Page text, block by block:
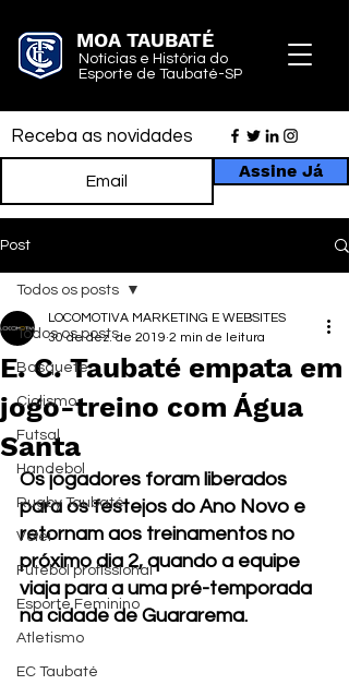
MOA TAUBATÉ
Notícias e História do
Esporte de Taubaté-SP
Receba as novidades
Assine Já
Post
Todos os posts
Basquete
Ciclismo
Futsal
Handebol
Rugby Taubaté
Vôlei
Futebol profissional
Esporte Feminino
Atletismo
EC Taubaté
Todos os posts
E. C. Taubaté empata em
jogo-treino com Água
Santa
LOCOMOTIVA MARKETING E WEBSITES
30 de dez. de 2019 2 min de leitura
Os jogadores foram liberados
para os festejos do Ano Novo e
retornam aos treinamentos no
próximo dia 2, quando a equipe
viaja para a uma pré-temporada
na cidade de Guararema.